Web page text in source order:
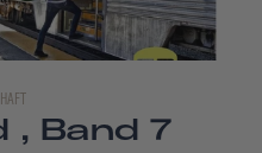
, Band 7